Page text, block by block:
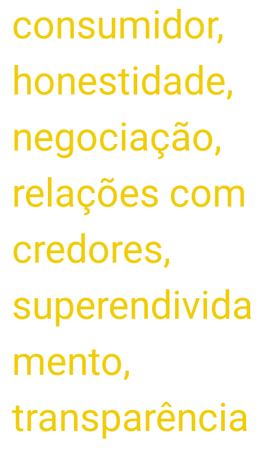
consumidor,
honestidade,
negociação,
relações com
credores,
superendivida
mento,
transparência